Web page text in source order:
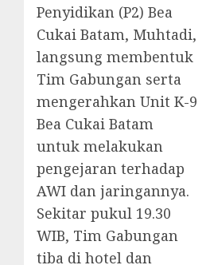
Penyidikan (P2) Bea
Cukai Batam, Muhtadi,
langsung membentuk
Tim Gabungan serta
mengerahkan Unit K-9
Bea Cukai Batam
untuk melakukan
pengejaran terhadap
AWI dan jaringannya.
Sekitar pukul 19.30
WIB, Tim Gabungan
tiba di hotel dan